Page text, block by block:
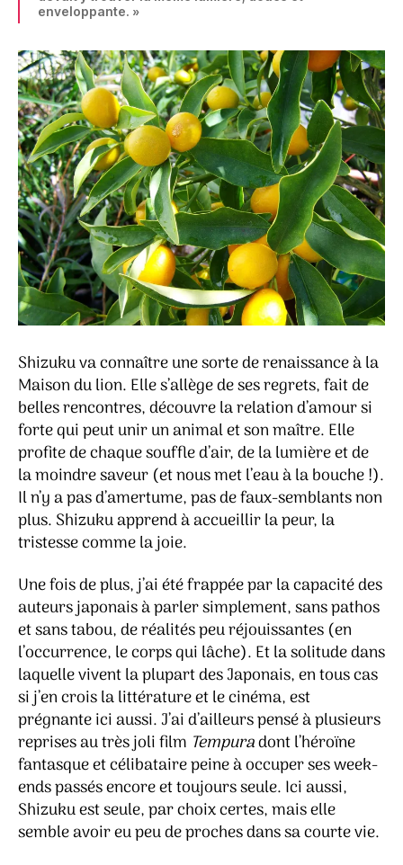
enveloppante. »
Shizuku va connaître une sorte de renaissance à la
Maison du lion. Elle s’allège de ses regrets, fait de
belles rencontres, découvre la relation d’amour si
forte qui peut unir un animal et son maître. Elle
profite de chaque souffle d’air, de la lumière et de
la moindre saveur (et nous met l’eau à la bouche !).
Il n’y a pas d’amertume, pas de faux-semblants non
plus. Shizuku apprend à accueillir la peur, la
tristesse comme la joie.
Une fois de plus, j’ai été frappée par la capacité des
auteurs japonais à parler simplement, sans pathos
et sans tabou, de réalités peu réjouissantes (en
l’occurrence, le corps qui lâche). Et la solitude dans
laquelle vivent la plupart des Japonais, en tous cas
si j’en crois la littérature et le cinéma, est
prégnante ici aussi. J’ai d’ailleurs pensé à plusieurs
reprises au très joli film Tempuradont l’héroïne
fantasque et célibataire peine à occuper ses week-
ends passés encore et toujours seule. Ici aussi,
Shizuku est seule, par choix certes, mais elle
semble avoir eu peu de proches dans sa courte vie.